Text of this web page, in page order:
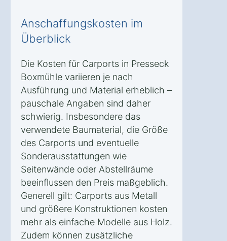
Anschaffungskosten im
Überblick
Die Kosten für Carports in Presseck
Boxmühle variieren je nach
Ausführung und Material erheblich –
pauschale Angaben sind daher
schwierig. Insbesondere das
verwendete Baumaterial, die Größe
des Carports und eventuelle
Sonderausstattungen wie
Seitenwände oder Abstellräume
beeinflussen den Preis maßgeblich.
Generell gilt: Carports aus Metall
und größere Konstruktionen kosten
mehr als einfache Modelle aus Holz.
Zudem können zusätzliche